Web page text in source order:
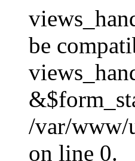
be
/var/www/
on line 0.